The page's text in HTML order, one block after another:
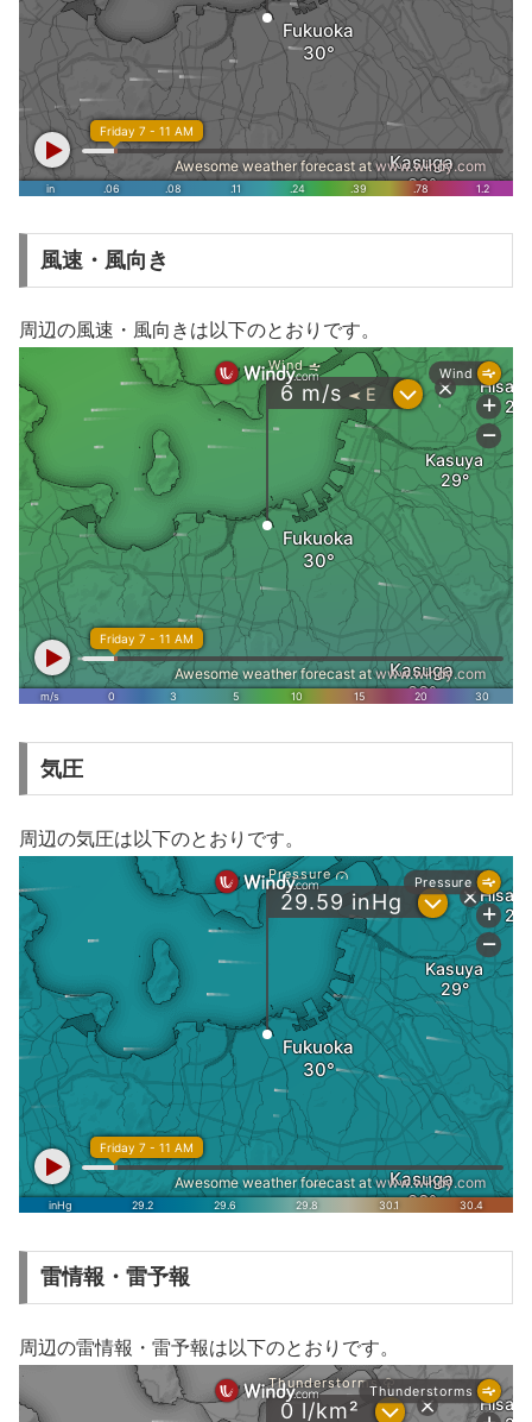
風速・風向き
周辺の風速・風向きは以下のとおりです。
気圧
周辺の気圧は以下のとおりです。
雷情報・雷予報
周辺の雷情報・雷予報は以下のとおりです。